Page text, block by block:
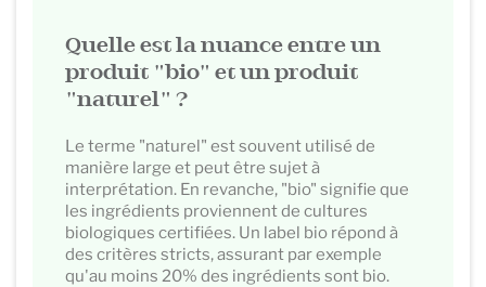
Quelle est la nuance entre un
produit "bio" et un produit
"naturel" ?
Le terme "naturel" est souvent utilisé de
manière large et peut être sujet à
interprétation. En revanche, "bio" signifie que
les ingrédients proviennent de cultures
biologiques certifiées. Un label bio répond à
des critères stricts, assurant par exemple
qu'au moins 20% des ingrédients sont bio.